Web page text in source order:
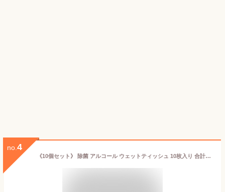
no. 4
《10個セット》 除菌 アルコール ウェットティッシュ 10枚入り 合計100枚〔 ウエットティッシュ アルコールティッシュ ふた 携帯用 除菌シート 携帯 持ち運び 小型 小さい ポケット サイズ まとめ売り まとめ買い 業務用 国産 日本製 ウイルス対策 送料無料 〕[M便 1/10]